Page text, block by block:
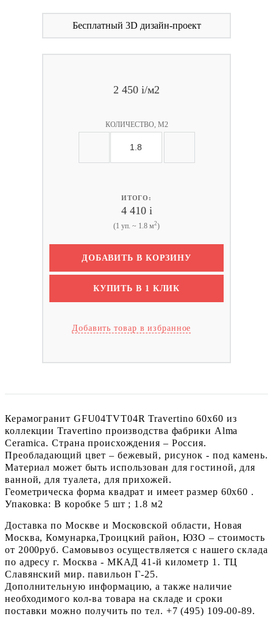
Бесплатный 3D дизайн-проект
2 450 i/м2
КОЛИЧЕСТВО, М2
ИТОГО:
4 410 i
(1 уп. ~ 1.8 м2)
ДОБАВИТЬ В КОРЗИНУ
КУПИТЬ В 1 КЛИК
Добавить товар в избранное
Керамогранит GFU04TVT04R Travertino 60x60 из
коллекции Travertino производства фабрики Alma
Ceramica. Страна происхождения – Россия.
Преобладающий цвет – бежевый, рисунок - под камень.
Материал может быть использован для гостиной, для
ванной, для туалета, для прихожей.
Геометрическа форма квадрат и имеет размер 60x60 .
Упаковка: В коробке 5 шт ; 1.8 м2
Доставка по Москве и Московской области, Новая
Москва, Комунарка,Троицкий район, ЮЗО – стоимость
от 2000руб. Самовывоз осуществляется с нашего склада
по адресу г. Москва - МКАД 41-й километр 1. ТЦ
Славянский мир. павильон Г-25.
Дополнительную информацию, а также наличие
необходимого кол-ва товара на складе и сроки
поставки можно получить по тел. +7 (495) 109-00-89.